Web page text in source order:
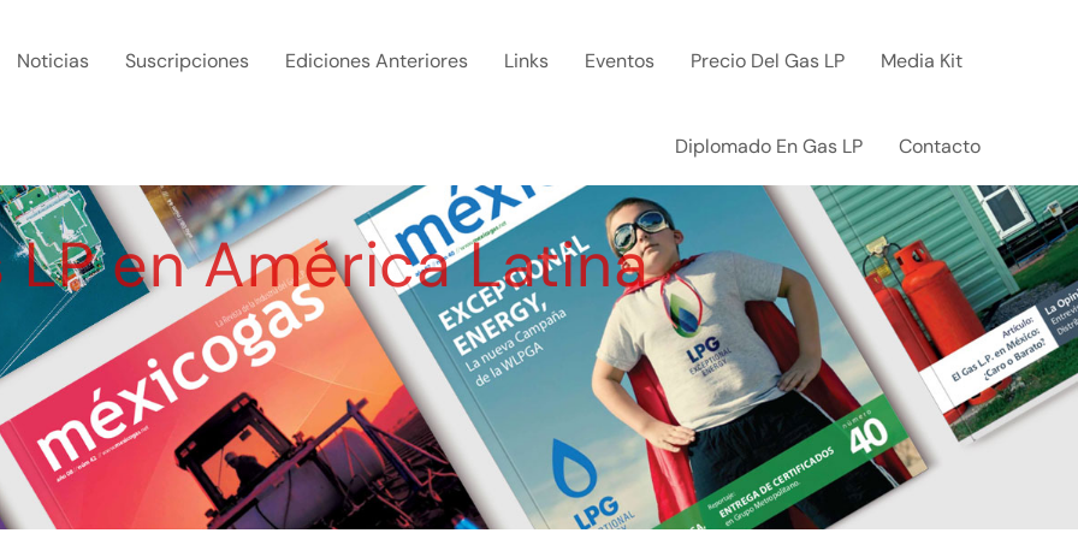
Noticias Suscripciones Ediciones Anteriores Links Eventos Precio Del Gas LP Media Kit
Diplomado En Gas LP Contacto
LP en América Latina